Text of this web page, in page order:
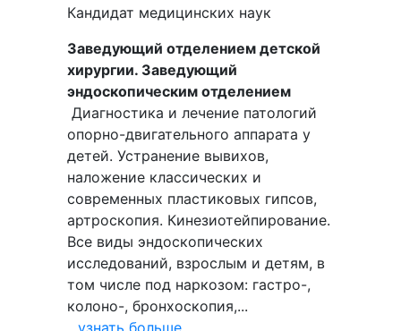
Кандидат медицинских наук
Заведующий отделением детской
хирургии. Заведующий
эндоскопическим отделением
Диагностика и лечение патологий
опорно-двигательного аппарата у
детей. Устранение вывихов,
наложение классических и
современных пластиковых гипсов,
артроскопия. Кинезиотейпирование.
Все виды эндоскопических
исследований, взрослым и детям, в
том числе под наркозом: гастро-,
колоно-, бронхоскопия,...